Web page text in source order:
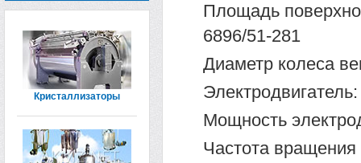
Площадь
6896/51-281
Диаметр колеса
Мощность
Частота вращения
Кристаллизаторы